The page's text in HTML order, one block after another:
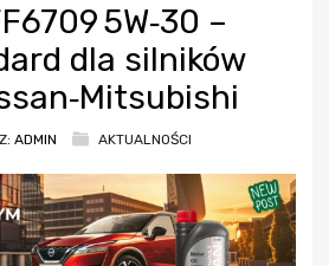
5W‑30 –
dla silników
ADMIN AKTUALNOŚCI